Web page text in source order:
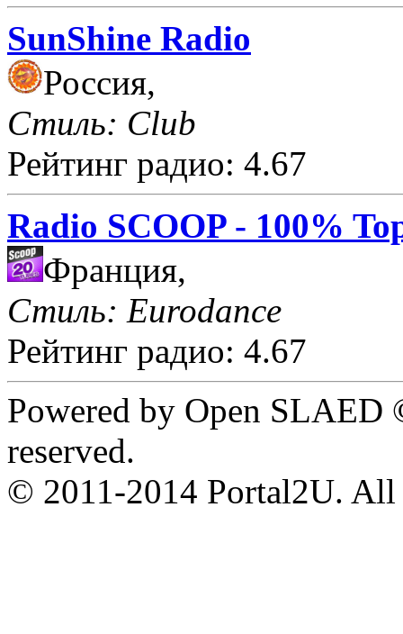
SunShine Radio
Россия,
Стиль: Club
Рейтинг радио: 4.67
Radio SCOOP - 100%
Франция,
Стиль: Eurodance
Рейтинг радио: 4.67
Powered by Open
reserved.
© 2011-2014 Portal2U. All